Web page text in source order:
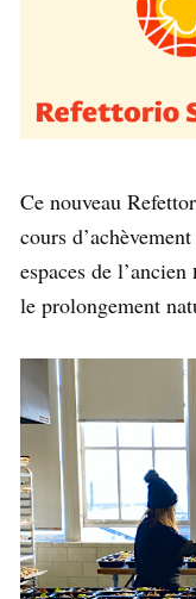
Ce nouveau
cours
espaces de l’ancien
le prolongement